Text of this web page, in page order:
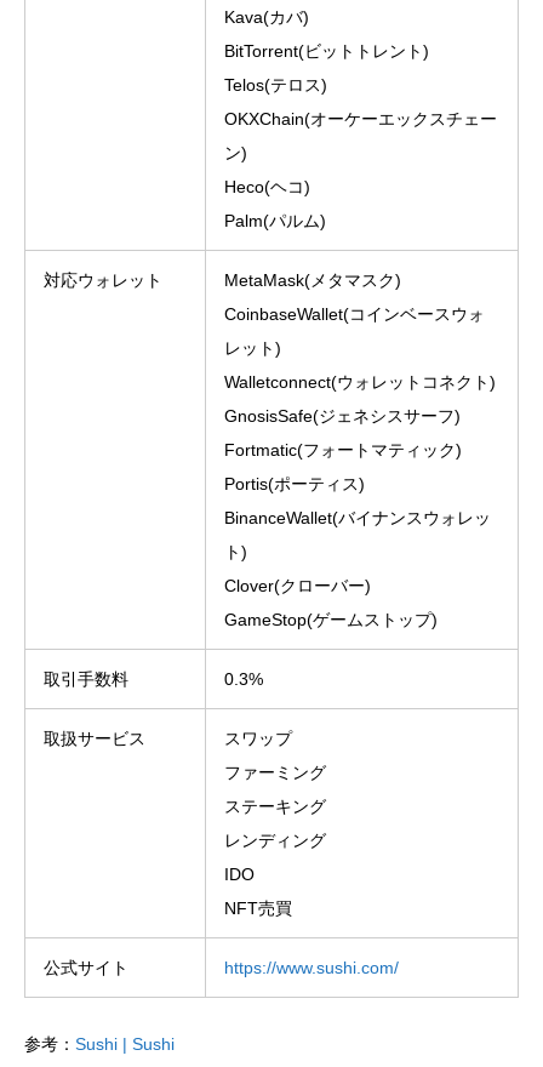
Kava(カバ)
BitTorrent(ビットトレント)
Telos(テロス)
OKXChain(オーケーエックスチェー
ン)
Heco(ヘコ)
Palm(パルム)
対応ウォレット
MetaMask(メタマスク)
CoinbaseWallet(コインベースウォ
レット)
Walletconnect(ウォレットコネクト)
GnosisSafe(ジェネシスサーフ)
Fortmatic(フォートマティック)
Portis(ポーティス)
BinanceWallet(バイナンスウォレッ
ト)
Clover(クローバー)
GameStop(ゲームストップ)
取引手数料 0.3%
取扱サービス
スワップ
ファーミング
ステーキング
レンディング
IDO
NFT売買
公式サイト https://www.sushi.com/
参考： Sushi | Sushi